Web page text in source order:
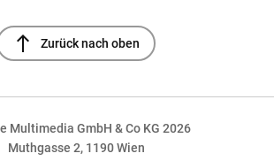
north Zurück nach oben
Multimedia GmbH & Co KG 2026
Muthgasse 2, 1190 Wien